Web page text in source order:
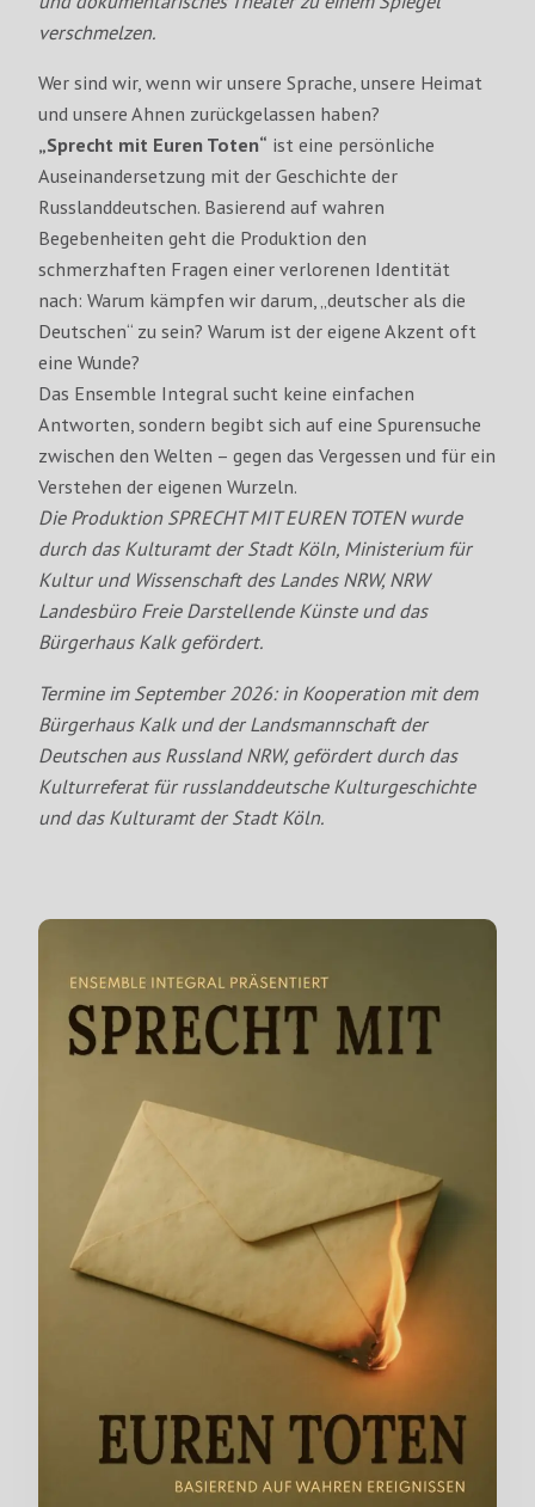
verschmelzen.
Wer sind wir, wenn wir unsere Sprache, unsere Heimat
und unsere Ahnen zurückgelassen haben?
„Sprecht mit Euren Toten“ ist eine persönliche
Auseinandersetzung mit der Geschichte der
Russlanddeutschen. Basierend auf wahren
Begebenheiten geht die Produktion den
schmerzhaften Fragen einer verlorenen Identität
nach: Warum kämpfen wir darum, „deutscher als die
Deutschen“ zu sein? Warum ist der eigene Akzent oft
eine Wunde?
Das Ensemble Integral sucht keine einfachen
Antworten, sondern begibt sich auf eine Spurensuche
zwischen den Welten – gegen das Vergessen und für ein
Verstehen der eigenen Wurzeln.
Die Produktion SPRECHT MIT EUREN TOTEN wurde
durch das Kulturamt der Stadt Köln, Ministerium für
Kultur und Wissenschaft des Landes NRW, NRW
Landesbüro Freie Darstellende Künste und das
Bürgerhaus Kalkgefördert.
Termine im September 2026: in Kooperationmit dem
Bürgerhaus Kalk und der Landsmannschaft der
Deutschen aus Russland NRW, gefördert durch das
Kulturreferat für russlanddeutsche Kulturgeschichte
und das Kulturamt der Stadt Köln.